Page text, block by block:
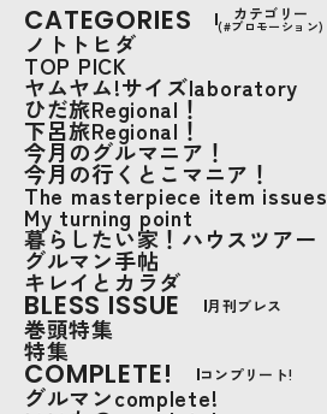
CATEGORIES カテゴリー
(#プロモーション)
ノトトヒダ
TOP PICK
ヤムヤム!サイズlaboratory
ひだ旅Regional！
下呂旅Regional！
今月のグルマニア！
今月の行くとこマニア！
The masterpiece item issues
My turning point
暮らしたい家！ハウスツアー
グルマン手帖
キレイとカラダ
BLESS ISSUE 月刊ブレス
巻頭特集
特集
COMPLETE! コンプリート!
グルマンcomplete!